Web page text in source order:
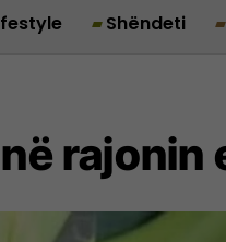
Shëndeti
rajonin